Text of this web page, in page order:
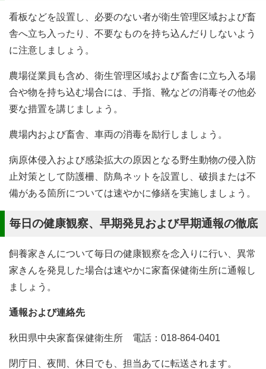
看板などを設置し、必要のない者が衛生管理区域および畜
舎へ立ち入ったり、不要なものを持ち込んだりしないよう
に注意しましょう。
農場従業員も含め、衛生管理区域および畜舎に立ち入る場
合や物を持ち込む場合には、手指、靴などの消毒その他必
要な措置を講じましょう。
農場内および畜舎、車両の消毒を励行しましょう。
病原体侵入および感染拡大の原因となる野生動物の侵入防
止対策として防護柵、防鳥ネットを設置し、破損または不
備がある箇所については速やかに修繕を実施しましょう。
毎日の健康観察、早期発見および早期通報の徹底
飼養家きんについて毎日の健康観察を念入りに行い、異常
家きんを発見した場合は速やかに家畜保健衛生所に通報し
ましょう。
通報および連絡先
秋田県中央家畜保健衛生所 電話：018-864-0401
閉庁日、夜間、休日でも、担当あてに転送されます。